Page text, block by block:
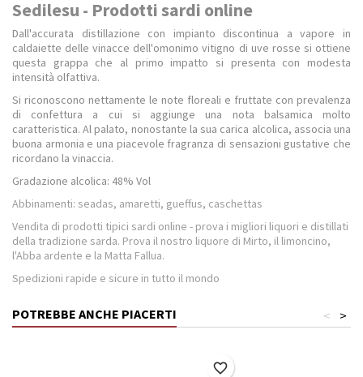
Sedilesu - Prodotti sardi online
Dall'accurata distillazione con impianto discontinua a vapore in
caldaiette delle vinacce dell'omonimo vitigno di uve rosse si ottiene
questa grappa che al primo impatto si presenta con modesta
intensità olfattiva.
Si riconoscono nettamente le note floreali e fruttate con prevalenza
di confettura a cui si aggiunge una nota balsamica molto
caratteristica.Al palato, nonostante la sua carica alcolica, associa una
buona armonia e una piacevole fragranza di sensazioni gustative che
ricordano la vinaccia.
Gradazione alcolica: 48% Vol
Abbinamenti: seadas, amaretti, gueffus, caschettas
Vendita di prodotti tipici sardi online - prova i migliori liquori e distillati
della tradizione sarda. Prova il nostro liquore di Mirto, il limoncino,
l'Abba ardente e la Matta Fallua.
Spedizioni rapide e sicure in tutto il mondo
POTREBBE ANCHE PIACERTI >
<
favorite_border